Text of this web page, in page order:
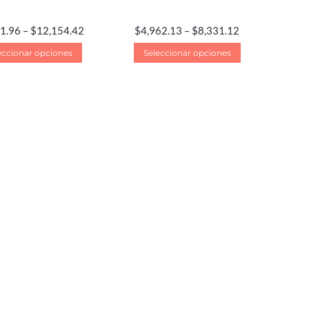
– $12,154.42
opciones
$4,962.13 – $8,331.12
Seleccionar opciones